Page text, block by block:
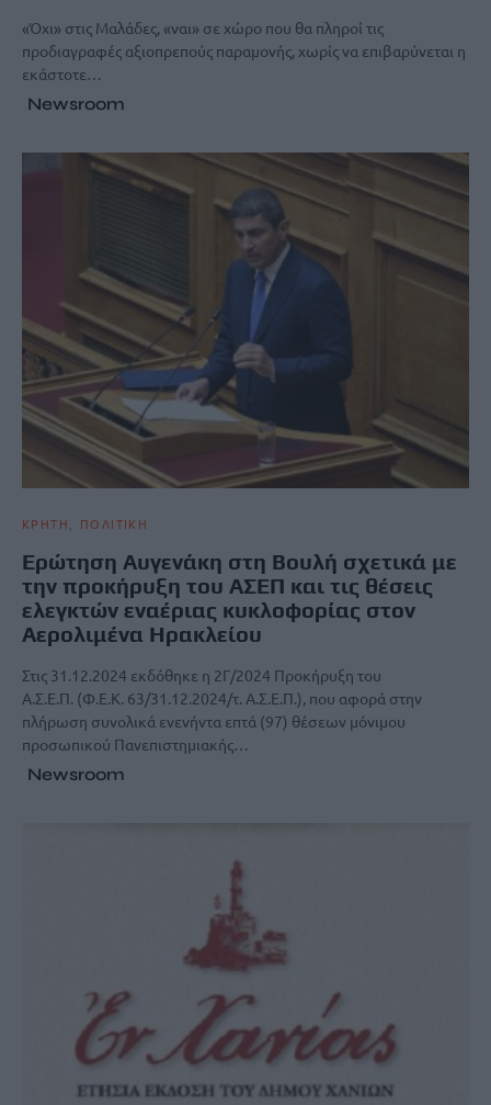
«Όχι» στις Μαλάδες, «ναι» σε χώρο που θα πληροί τις
προδιαγραφές αξιοπρεπούς παραμονής, χωρίς να επιβαρύνεται η
εκάστοτε…
Newsroom
ΚΡΗΤΗ ΠΟΛΙΤΙΚΗ
Ερώτηση Αυγενάκη στη Βουλή σχετικά με
την προκήρυξη του ΑΣΕΠ και τις θέσεις
ελεγκτών εναέριας κυκλοφορίας στον
Αερολιμένα Ηρακλείου
Στις 31.12.2024 εκδόθηκε η 2Γ/2024 Προκήρυξη του
Α.Σ.Ε.Π. (Φ.Ε.Κ. 63/31.12.2024/τ. Α.Σ.Ε.Π.), που αφορά στην
πλήρωση συνολικά ενενήντα επτά (97) θέσεων μόνιμου
προσωπικού Πανεπιστημιακής…
Newsroom